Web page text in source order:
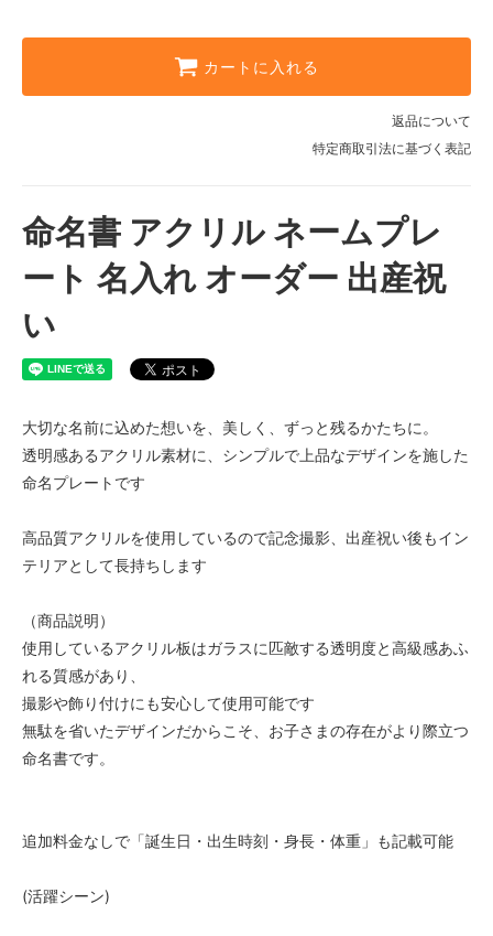
カートに入れる
返品について
特定商取引法に基づく表記
命名書 アクリル ネームプレ
ート 名入れ オーダー 出産祝
い
大切な名前に込めた想いを、美しく、ずっと残るかたちに。
透明感あるアクリル素材に、シンプルで上品なデザインを施した
命名プレートです
高品質アクリルを使用しているので記念撮影、出産祝い後もイン
テリアとして長持ちします
（商品説明）
使用しているアクリル板はガラスに匹敵する透明度と高級感あふ
れる質感があり、
撮影や飾り付けにも安心して使用可能です
無駄を省いたデザインだからこそ、お子さまの存在がより際立つ
命名書です。
追加料金なしで「誕生日・出生時刻・身長・体重」も記載可能
(活躍シーン)